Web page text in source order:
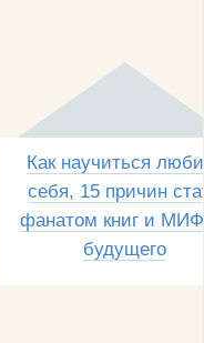
Как научиться
себя, 15 причин
фанатом книг и
будущего